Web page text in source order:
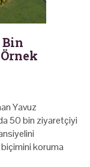
Yavuz
50 bin ziyaretçiyi
koruma